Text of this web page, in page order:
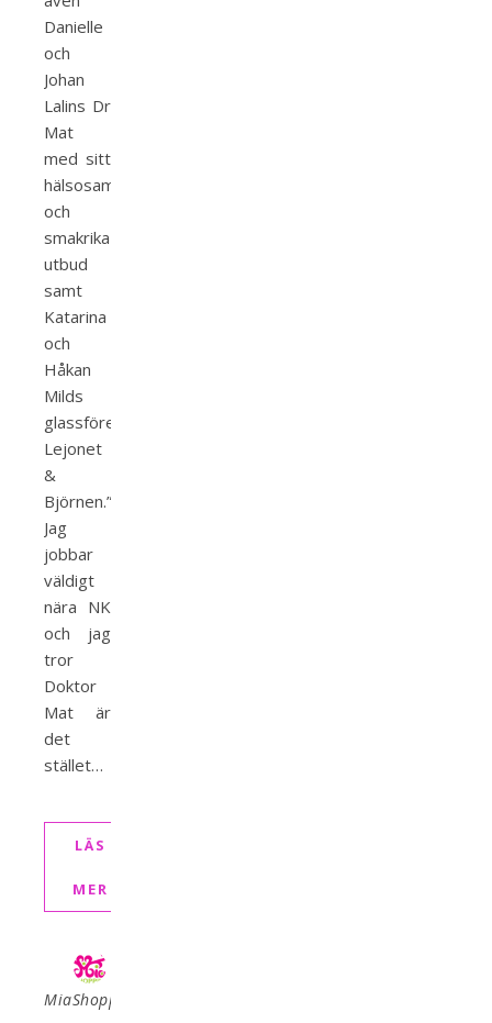
Danielle
och
Johan
Lalins Dr
Mat
med sitt
hälsosamma
och
smakrika
utbud
samt
Katarina
och
Håkan
Milds
glassföretag
Lejonet
&
Björnen.”
Jag
jobbar
väldigt
nära NK
och jag
tror
Doktor
Mat är
det
stället…
LÄS
MER
MiaShopping